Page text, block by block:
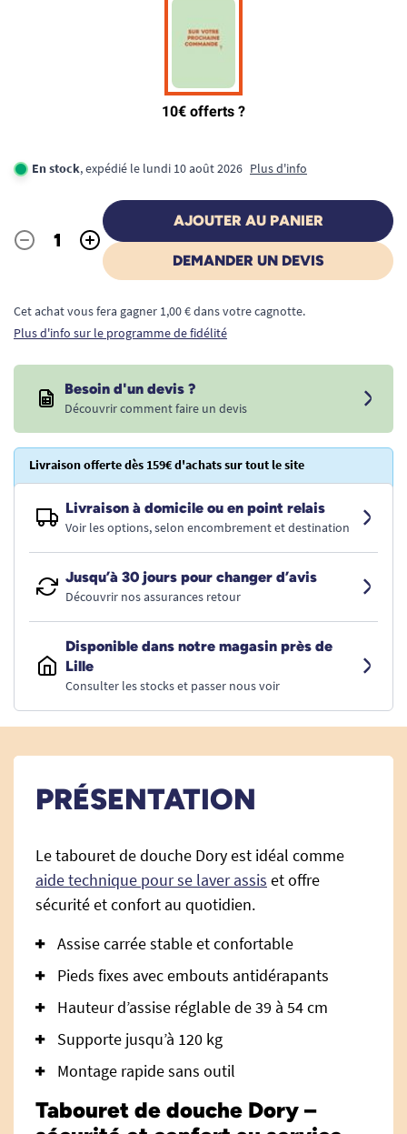
En stock, expédié le lundi 10 août 2026 Plus d'info
Quantité
- +
AJOUTER AU PANIER
DEMANDER UN DEVIS
Cet achat vous fera gagner 1,00 € dans votre cagnotte.
Plus d'info sur le programme de fidélité
Besoin d'un devis ?
Découvrir comment faire un devis
Livraison offerte dès 159€ d'achats sur tout le site
Livraison à domicile ou en point relais
Voir les options, selon encombrement et destination
Jusqu’à 30 jours pour changer d’avis
Découvrir nos assurances retour
Disponible dans notre magasin près de
Lille
Consulter les stocks et passer nous voir
PRÉSENTATION
Le tabouret de douche Dory est idéal comme
aide technique pour se laver assis et offre
sécurité et confort au quotidien.
Assise carrée stable et confortable
Pieds fixes avec embouts antidérapants
Hauteur d’assise réglable de 39 à 54 cm
Supporte jusqu’à 120 kg
Montage rapide sans outil
Tabouret de douche Dory –